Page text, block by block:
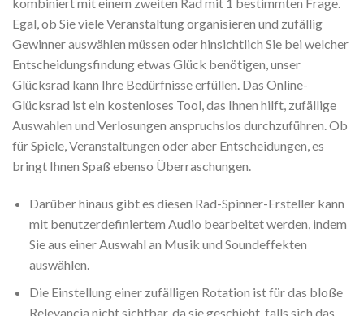
Egal, ob Sie viele Veranstaltung organisieren und zufällig
Gewinner auswählen müssen oder hinsichtlich Sie bei welcher
Entscheidungsfindung etwas Glück benötigen, unser
Glücksrad kann Ihre Bedürfnisse erfüllen. Das Online-
Glücksrad ist ein kostenloses Tool, das Ihnen hilft, zufällige
Auswahlen und Verlosungen anspruchslos durchzuführen. Ob
für Spiele, Veranstaltungen oder aber Entscheidungen, es
bringt Ihnen Spaß ebenso Überraschungen.
Darüber hinaus gibt es diesen Rad-Spinner-Ersteller kann
mit benutzerdefiniertem Audio bearbeitet werden, indem
Sie aus einer Auswahl an Musik und Soundeffekten
auswählen.
Die Einstellung einer zufälligen Rotation ist für das bloße
Relevancia nicht sichtbar, da sie geschieht, falls sich das